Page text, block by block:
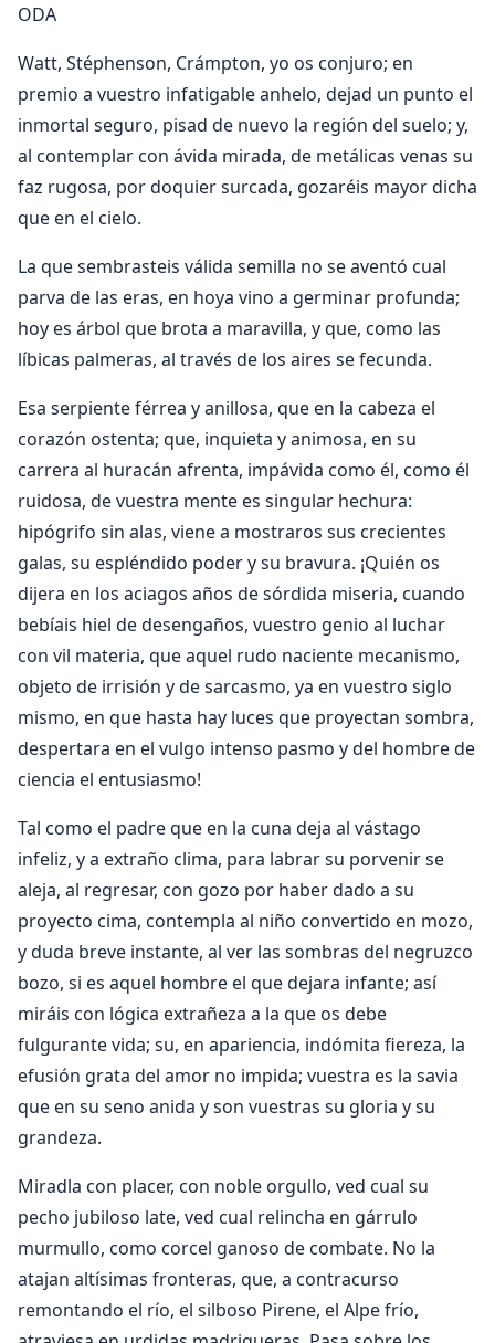
ODA
Watt, Stéphenson, Crámpton, yo os conjuro; en
premio a vuestro infatigable anhelo, dejad un punto el
inmortal seguro, pisad de nuevo la región del suelo; y,
al contemplar con ávida mirada, de metálicas venas su
faz rugosa, por doquier surcada, gozaréis mayor dicha
que en el cielo.
La que sembrasteis válida semilla no se aventó cual
parva de las eras, en hoya vino a germinar profunda;
hoy es árbol que brota a maravilla, y que, como las
líbicas palmeras, al través de los aires se fecunda.
Esa serpiente férrea y anillosa, que en la cabeza el
corazón ostenta; que, inquieta y animosa, en su
carrera al huracán afrenta, impávida como él, como él
ruidosa, de vuestra mente es singular hechura:
hipógrifo sin alas, viene a mostraros sus crecientes
galas, su espléndido poder y su bravura. ¡Quién os
dijera en los aciagos años de sórdida miseria, cuando
bebíais hiel de desengaños, vuestro genio al luchar
con vil materia, que aquel rudo naciente mecanismo,
objeto de irrisión y de sarcasmo, ya en vuestro siglo
mismo, en que hasta hay luces que proyectan sombra,
despertara en el vulgo intenso pasmo y del hombre de
ciencia el entusiasmo!
Tal como el padre que en la cuna deja al vástago
infeliz, y a extraño clima, para labrar su porvenir se
aleja, al regresar, con gozo por haber dado a su
proyecto cima, contempla al niño convertido en mozo,
y duda breve instante, al ver las sombras del negruzco
bozo, si es aquel hombre el que dejara infante; así
miráis con lógica extrañeza a la que os debe
fulgurante vida; su, en apariencia, indómita fiereza, la
efusión grata del amor no impida; vuestra es la savia
que en su seno anida y son vuestras su gloria y su
grandeza.
Miradla con placer, con noble orgullo, ved cual su
pecho jubiloso late, ved cual relincha en gárrulo
murmullo, como corcel ganoso de combate. No la
atajan altísimas fronteras, que, a contracurso
remontando el río, el silboso Pirene, el Alpe frío,